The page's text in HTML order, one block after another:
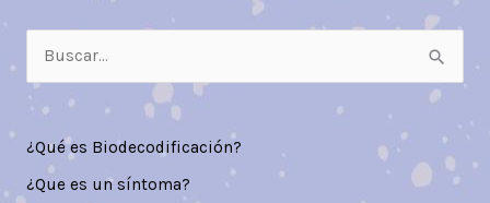
u
c
a
¿Qué es Biodecodificación?
¿Que es un síntoma?